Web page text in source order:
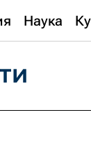
Наука